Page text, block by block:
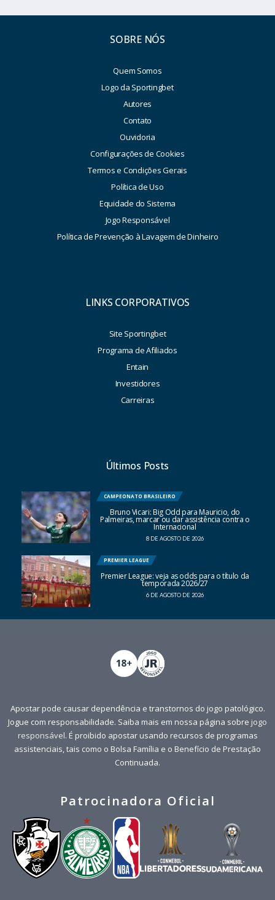
SOBRE NÓS
Quem Somos
Logo da Sportingbet
Autores
Contato
Ouvidoria
Configurações de Cookies
Termos e Condições Gerais
Política de Uso
Equidade do Sistema
Jogo Responsável
Política de Prevenção à Lavagem de Dinheiro
LINKS CORPORATIVOS
Site Sportingbet
Programa de Afiliados
Entain
Investidores
Carreiras
Últimos Posts
CAMPEONATO BRASILEIRO
Bruno Vicari: Big Odd para Mauricio, do
Palmeiras, marcar ou dar assistência contra o
Internacional
8 DE AGOSTO DE 2026
PREMIER LEAGUE
Premier League: veja as odds para o título da
temporada 2026/27
6 DE AGOSTO DE 2026
Apostar pode causar dependência e transtornos do jogo patológico.
Jogue com responsabilidade. Saiba mais em nossa página sobre jogo
responsável. É proibido apostar usando recursos de programas
assistenciais, tais como o Bolsa Família e o Benefício de Prestação
Continuada.
Patrocinadora Oficial